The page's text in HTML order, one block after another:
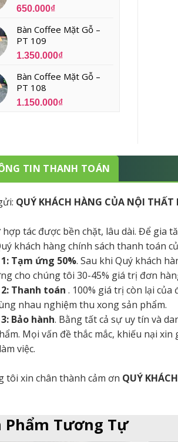
650.000₫
Bàn Coffee Mặt Gỗ –
PT 109
1.350.000₫
Bàn Coffee Mặt Gỗ –
PT 108
1.150.000₫
TIN THANH TOÁN
QUÝ KHÁCH HÀNG CỦA NỘI THẤT
tác được bền chặt, lâu dài. Để gia
khách hàng chính sách thanh toán
Tạm ứng 50%. Sau khi Quý khách
cho chúng tôi 30-45% giá trị đơn
Thanh toán . 100% giá trị còn lại
nhau nghiệm thu xong sản phẩm.
Bảo hành. Bằng tất cả sự uy tín và
Mọi vấn đề thắc mắc, khiếu nại xin
việc.
tôi xin chân thành cảm ơn QUÝ
Phẩm Tương Tự